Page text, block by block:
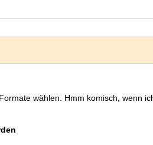
wählen. Hmm komisch, wenn